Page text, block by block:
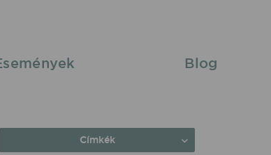
Blog
Címkék